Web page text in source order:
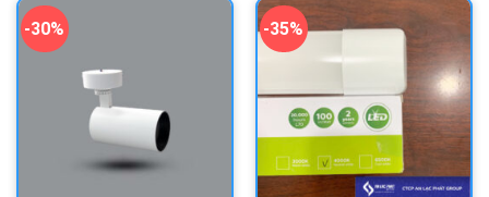
-30% -35%